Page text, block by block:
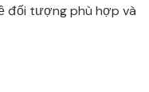
đối tượng phù hợp và